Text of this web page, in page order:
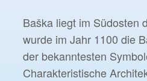
Baška liegt im Südosten
wurde im Jahr 1100 die
der bekanntesten
Charakteristische